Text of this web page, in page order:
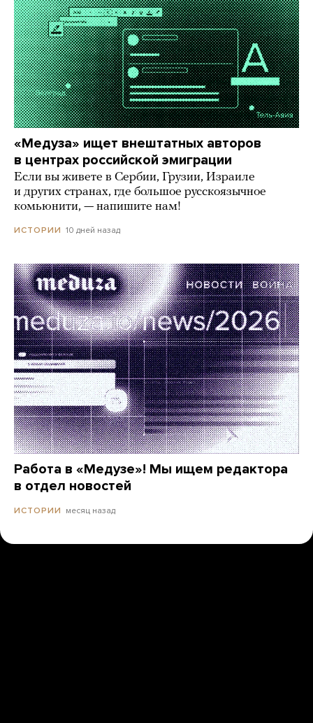
«Медуза» ищет внештатных авторов
в центрах российской эмиграции
Если вы живете в Сербии, Грузии, Израиле
и других странах, где большое русскоязычное
комьюнити, — напишите нам!
ИСТОРИИ 10 дней назад
Работа в «Медузе»! Мы ищем редактора
в отдел новостей
ИСТОРИИ месяц назад